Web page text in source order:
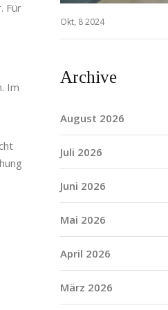
Für
. Im
Okt, 8 2024
Archive
August 2026
Juli 2026
Juni 2026
Mai 2026
April 2026
März 2026